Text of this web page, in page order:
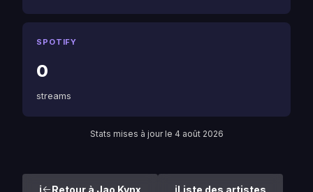
SPOTIFY
0
streams
Stats mises à jour le 4 août 2026
Retour à Jao Kynx Liste des artistes